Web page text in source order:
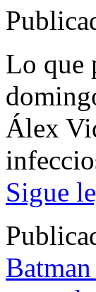
Lo que
Álex
Sigue